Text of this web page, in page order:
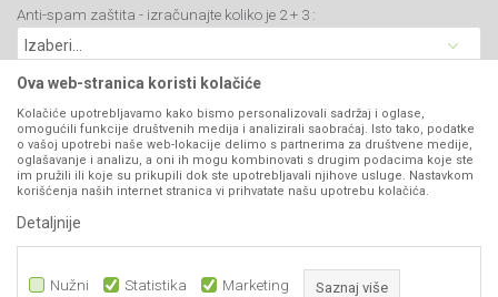
Matični broj: 07593252
Blog
Najčešća pitanja
Click & Collect
Načini plaćanja
Plaćanje karticama
Web kredit Raiffeisen banke
Pravo na odustajanje
Reklamacije
Zamena artikala
Anti-spam zaštita - izračunajte koliko je 2 + 3 :
VIBER I SMS NEWSLETTER
Prijavite se
PRATITE NAS
Ova web-stranica koristi kolačiće
Kolačiće upotrebljavamo kako bismo personalizovali sadržaj i oglase,
omogućili funkcije društvenih medija i analizirali saobraćaj. Isto tako, podatke
o vašoj upotrebi naše web-lokacije delimo s partnerima za društvene medije,
oglašavanje i analizu, a oni ih mogu kombinovati s drugim podacima koje ste
im pružili ili koje su prikupili dok ste upotrebljavali njihove usluge. Nastavkom
korišćenja naših internet stranica vi prihvatate našu upotrebu kolačića.
Detaljnije
Nužni Statistika Marketing Saznaj više